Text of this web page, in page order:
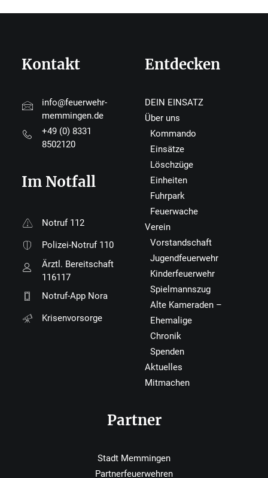
Kontakt
info@feuerwehr-
memmingen.de
+49 (0) 8331
8502120
Im Notfall
Notruf 112
Polizei-Notruf 110
Ärztl. Bereitschaft
116117
Notruf-App Nora
Krisenvorsorge
Entdecken
DEIN EINSATZ
Über uns
Kommando
Einsätze
Löschzüge
Einheiten
Fuhrpark
Feuerwache
Verein
Vorstandschaft
Jugendfeuerwehr
Kinderfeuerwehr
Spielmannszug
Alte Kameraden –
Ehemalige
Chronik
Spenden
Aktuelles
Mitmachen
Partner
Stadt Memmingen
Partnerfeuerwehren